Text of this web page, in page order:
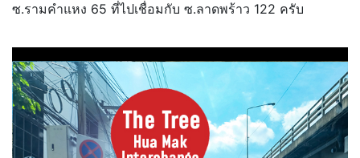
ซ.รามคำแหง 65 ที่ไปเชื่อมกับ ซ.ลาดพร้าว 122 ครับ